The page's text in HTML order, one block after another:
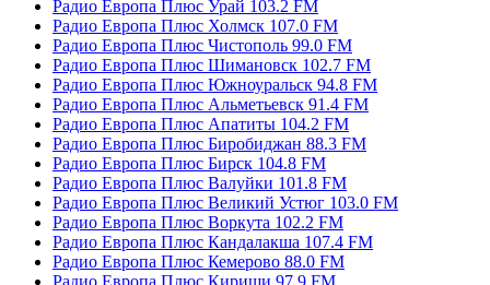
Радио Европа Плюс Урай 103.2 FM
Радио Европа Плюс Холмск 107.0 FM
Радио Европа Плюс Чистополь 99.0 FM
Радио Европа Плюс Шимановск 102.7 FM
Радио Европа Плюс Южноуральск 94.8 FM
Радио Европа Плюс Альметьевск 91.4 FM
Радио Европа Плюс Апатиты 104.2 FM
Радио Европа Плюс Биробиджан 88.3 FM
Радио Европа Плюс Бирск 104.8 FM
Радио Европа Плюс Валуйки 101.8 FM
Радио Европа Плюс Великий Устюг 103.0 FM
Радио Европа Плюс Воркута 102.2 FM
Радио Европа Плюс Кандалакша 107.4 FM
Радио Европа Плюс Кемерово 88.0 FM
Радио Европа Плюс Кириши 97.9 FM